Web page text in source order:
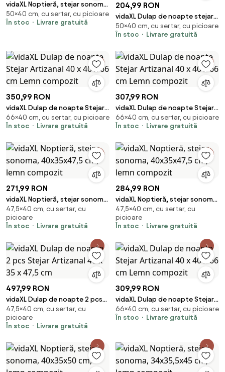
vidaXL Noptieră, stejar sonoma,
40x35x50 cm, PAL
50×40 cm, cu sertar, cu picioare
În stoc
Livrare gratuită
204,99 RON
vidaXL Dulap de noapte stejar
artizanal 40 x 35 x 50 cm Lemn
compozit
50×40 cm, cu sertar, cu picioare
În stoc
Livrare gratuită
350,99 RON
vidaXL Dulap de noapte Stejar
Artizanal 40 x 40 x 66 cm Lemn
compozit
66×40 cm, cu sertar, cu picioare
În stoc
Livrare gratuită
307,99 RON
vidaXL Dulap de noapte Stejar
Artizanal 40 x 40 x 66 cm Lemn
compozit
66×40 cm, cu sertar, cu picioare
În stoc
Livrare gratuită
271,99 RON
vidaXL Noptieră, stejar sonoma,
40x35x47,5 cm, lemn compozit
47,5×40 cm, cu sertar, cu
picioare
În stoc
Livrare gratuită
284,99 RON
vidaXL Noptieră, stejar sonoma,
40x35x47,5 cm, lemn compozit
47,5×40 cm, cu sertar, cu
picioare
În stoc
Livrare gratuită
497,99 RON
vidaXL Dulap de noapte 2 pcs
Stejar Artizanal 40 x 35 x 47,5
cm
47,5×40 cm, cu sertar, cu
picioare
În stoc
Livrare gratuită
309,99 RON
vidaXL Dulap de noapte Stejar
Artizanal 40 x 40 x 66 cm Lemn
compozit
66×40 cm, cu sertar, cu picioare
În stoc
Livrare gratuită